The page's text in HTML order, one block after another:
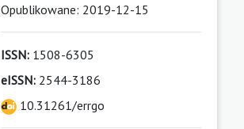
Opublikowane: 2019-12-15
ISSN:1508-6305
eISSN:2544-3186
10.31261/errgo